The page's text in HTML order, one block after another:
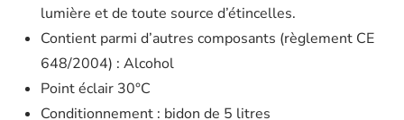
lumière et de toute source d’étincelles.
Contient parmi d’autres composants (règlement CE
648/2004) : Alcohol
Point éclair 30°C
Conditionnement : bidon de 5 litres